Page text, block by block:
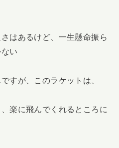
はあるけど、一生懸命振ら
い
すが、このラケットは、
楽に飛んでくれるところに